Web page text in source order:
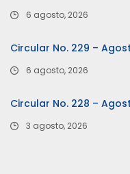
6 agosto, 2026
Circular No. 229 –
6 agosto, 2026
Circular No. 228 –
3 agosto, 2026